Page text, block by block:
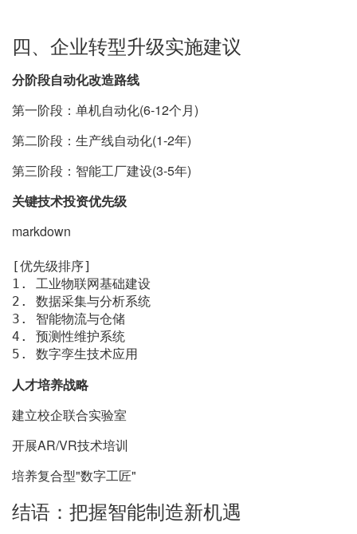
四、企业转型升级实施建议
分阶段自动化改造路线
第一阶段：单机自动化(6-12个月)
第二阶段：生产线自动化(1-2年)
第三阶段：智能工厂建设(3-5年)
关键技术投资优先级
markdown
1.
2.
3.
4.
5.
数字孪生技术应用
人才培养战略
建立校企联合实验室
开展AR/VR技术培训
培养复合型"数字工匠"
结语：把握智能制造新机遇